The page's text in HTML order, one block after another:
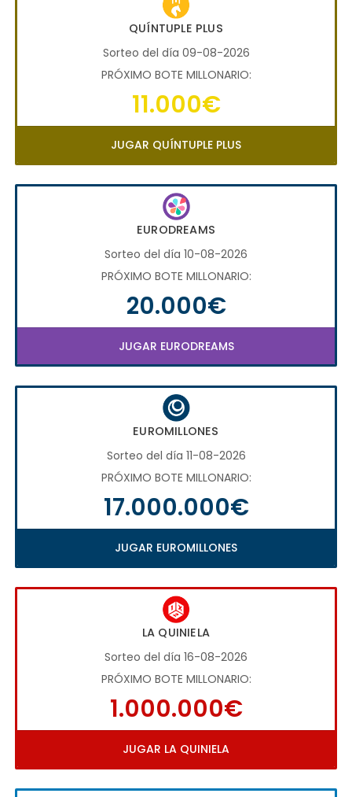
QUÍNTUPLE PLUS
Sorteo del día 09-08-2026
PRÓXIMO BOTE MILLONARIO:
11.000€
JUGAR QUÍNTUPLE PLUS
EURODREAMS
Sorteo del día 10-08-2026
PRÓXIMO BOTE MILLONARIO:
20.000€
JUGAR EURODREAMS
EUROMILLONES
Sorteo del día 11-08-2026
PRÓXIMO BOTE MILLONARIO:
17.000.000€
JUGAR EUROMILLONES
LA QUINIELA
Sorteo del día 16-08-2026
PRÓXIMO BOTE MILLONARIO:
1.000.000€
JUGAR LA QUINIELA